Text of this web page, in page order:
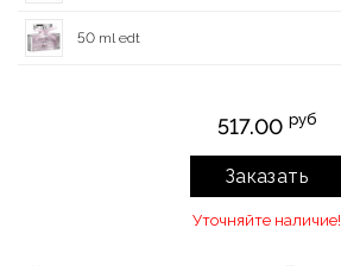
50 ml edt
517.00 руб
Заказать
Уточняйте наличие!